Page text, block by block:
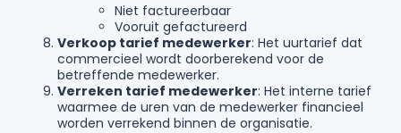
Niet factureerbaar
Vooruit gefactureerd
Verkoop tarief medewerker: Het uurtarief dat
commercieel wordt doorberekend voor de
betreffende medewerker.
Verreken tarief medewerker: Het interne tarief
waarmee de uren van de medewerker financieel
worden verrekend binnen de organisatie.